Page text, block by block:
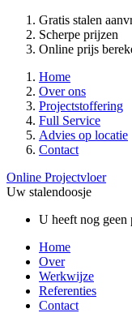
Gratis stalen
Scherpe prijzen
Online prijs
Home
Over ons
Projectstoffering
Full Service
Advies op locatie
Contact
Online Projectvloer
Uw stalendoosje
U heeft nog geen
Home
Over
Werkwijze
Referenties
Contact